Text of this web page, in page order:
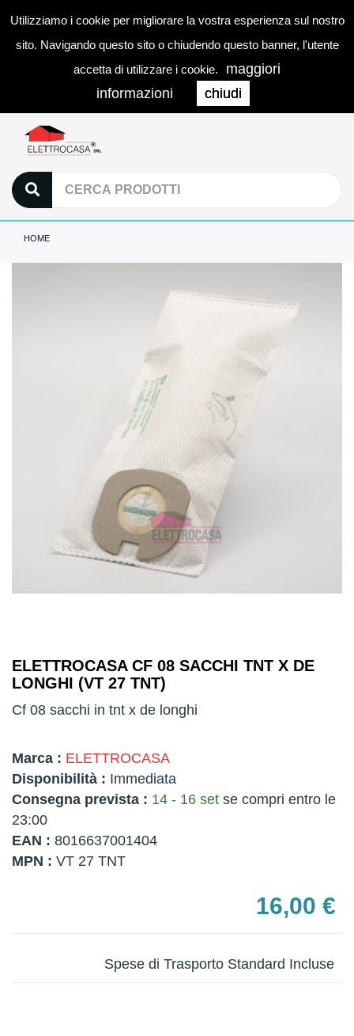
Utilizziamo i cookie per migliorare la vostra esperienza sul nostro
sito. Navigando questo sito o chiudendo questo banner, l'utente
accetta di utilizzare i cookie.
maggiori
informazioni
chiudi
0
HOME
ELETTROCASA CF 08 SACCHI TNT X DE
LONGHI (VT 27 TNT)
Cf 08 sacchi in tnt x de longhi
Marca : ELETTROCASA
Disponibilità : Immediata
Consegna prevista : 14 - 16 set se compri entro le
23:00
EAN : 8016637001404
MPN : VT 27 TNT
16,00 €
Spese di Trasporto Standard Incluse